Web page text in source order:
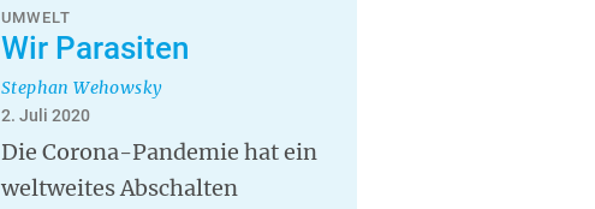
UMWELT
Wir Parasiten
Stephan Wehowsky
2. Juli 2020
Die Corona-Pandemie hat ein
weltweites Abschalten